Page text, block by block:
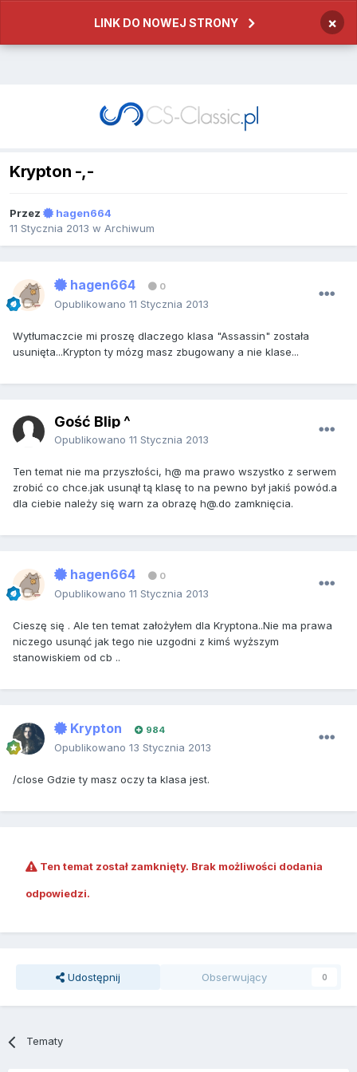
LINK DO NOWEJ STRONY ×
Krypton -,-
Przez
hagen664
11 Stycznia 2013 w Archiwum
hagen664 0
Opublikowano 11 Stycznia 2013
Wytłumaczcie mi proszę dlaczego klasa "Assassin" została
usunięta...Krypton ty mózg masz zbugowany a nie klase...
Gość Blip ^
Opublikowano 11 Stycznia 2013
Ten temat nie ma przyszłości, h@ ma prawo wszystko z serwem
zrobić co chce.jak usunął tą klasę to na pewno był jakiś powód.a
dla ciebie należy się warn za obrazę h@.do zamknięcia.
hagen664 0
Opublikowano 11 Stycznia 2013
Cieszę się . Ale ten temat założyłem dla Kryptona..Nie ma prawa
niczego usunąć jak tego nie uzgodni z kimś wyższym
stanowiskiem od cb ..
Krypton 984
Opublikowano 13 Stycznia 2013
/close Gdzie ty masz oczy ta klasa jest.
Ten temat został zamknięty. Brak możliwości dodania
odpowiedzi.
Udostępnij Obserwujący 0
Tematy